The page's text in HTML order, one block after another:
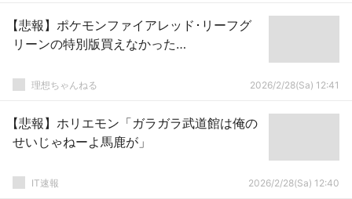
【悲報】ポケモンファイアレッド･リーフグ
リーンの特別版買えなかった…
理想ちゃんねる 2026/2/28(Sa) 12:41
【悲報】ホリエモン「ガラガラ武道館は俺の
せいじゃねーよ馬鹿が」
IT速報 2026/2/28(Sa) 12:40